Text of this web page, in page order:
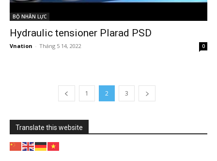
BỘ NHÂN LỰC
Hydraulic tensioner Plarad PSD
Vnation - Tháng 5 14, 2022 0
1 2 3
Translate this website